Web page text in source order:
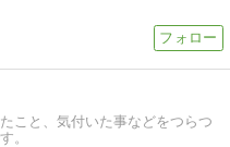
こと、気付いた事などをつらつ
。